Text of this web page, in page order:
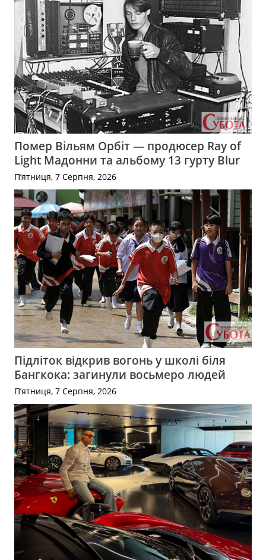
Помер Вільям Орбіт — продюсер Ray of
Light Мадонни та альбому 13 гурту Blur
П’ятниця, 7 Серпня, 2026
Підліток відкрив вогонь у школі біля
Бангкока: загинули восьмеро людей
П’ятниця, 7 Серпня, 2026